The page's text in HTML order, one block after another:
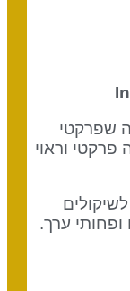
שפרקטי
וראוי
ערך.